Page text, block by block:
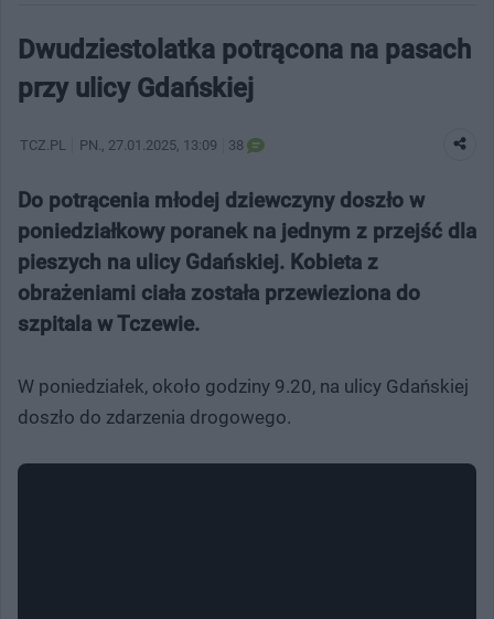
Dwudziestolatka potrącona na pasach
przy ulicy Gdańskiej
TCZ.PL PN. , 27.01.2025, 13:09 38
Do potrącenia młodej dziewczyny doszło w
poniedziałkowy poranek na jednym z przejść dla
pieszych na ulicy Gdańskiej. Kobieta z
obrażeniami ciała została przewieziona do
szpitala w Tczewie.
W poniedziałek, około godziny 9.20, na ulicy Gdańskiej
doszło do zdarzenia drogowego.